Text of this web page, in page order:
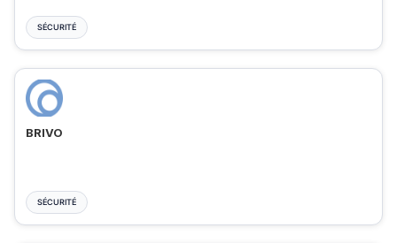
SÉCURITÉ
BRIVO
SÉCURITÉ